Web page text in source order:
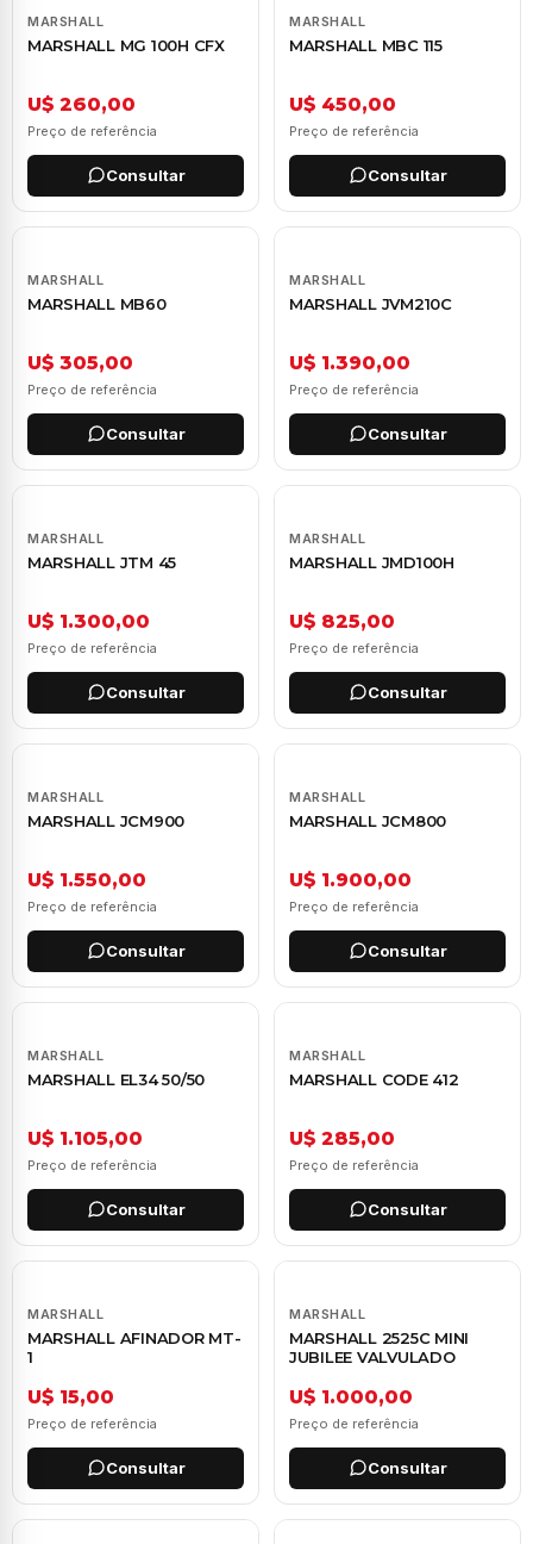
MARSHALL
MARSHALL MG 100H CFX
U$ 260,00
Preço de referência
Consultar
MARSHALL
MARSHALL MBC 115
U$ 450,00
Preço de referência
Consultar
MARSHALL
MARSHALL MB60
U$ 305,00
Preço de referência
Consultar
MARSHALL
MARSHALL JVM210C
U$ 1.390,00
Preço de referência
Consultar
MARSHALL
MARSHALL JTM 45
U$ 1.300,00
Preço de referência
Consultar
MARSHALL
MARSHALL JMD100H
U$ 825,00
Preço de referência
Consultar
MARSHALL
MARSHALL JCM900
U$ 1.550,00
Preço de referência
Consultar
MARSHALL
MARSHALL JCM800
U$ 1.900,00
Preço de referência
Consultar
MARSHALL
MARSHALL EL34 50/50
U$ 1.105,00
Preço de referência
Consultar
MARSHALL
MARSHALL CODE 412
U$ 285,00
Preço de referência
Consultar
MARSHALL
MARSHALL AFINADOR MT-
1
U$ 15,00
Preço de referência
Consultar
MARSHALL
MARSHALL 2525C MINI
JUBILEE VALVULADO
U$ 1.000,00
Preço de referência
Consultar